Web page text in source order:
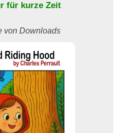
für kurze Zeit
von Downloads